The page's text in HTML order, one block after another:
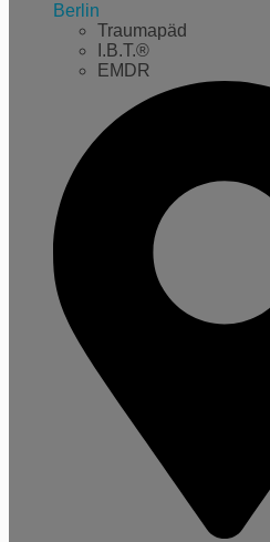
Berlin
Traumapäd
I.B.T.®
EMDR